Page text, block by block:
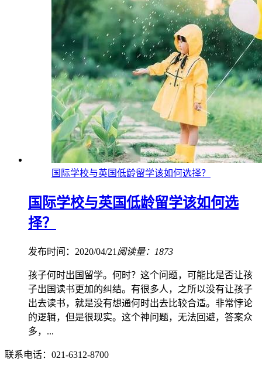
国际学校与英国低龄留学该如何选择？
国际学校与英国低龄留学该如何选
择？
发布时间：2020/04/21 阅读量：1873
孩子何时出国留学。何时？这个问题，可能比是否让孩
子出国读书更加的纠结。有很多人，之所以没有让孩子
出去读书，就是没有想通何时出去比较合适。非常悖论
的逻辑，但是很现实。这个神问题，无法回避，答案众
多，...
联系电话：021-6312-8700